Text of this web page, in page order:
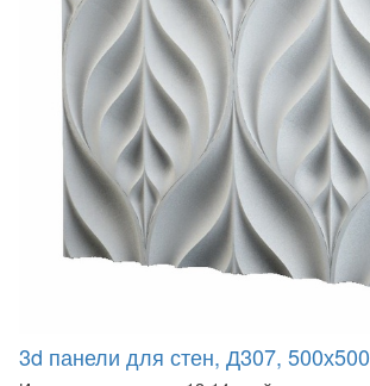
3d панели для стен, Д307, 500х500